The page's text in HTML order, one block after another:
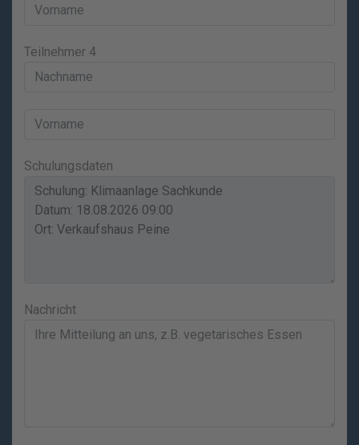
Teilnehmer 4
Schulungsdaten
Nachricht